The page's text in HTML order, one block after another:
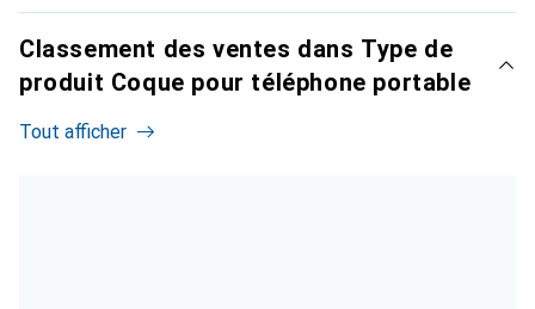
Classement des ventes dans Type de
produit Coque pour téléphone portable
Tout afficher